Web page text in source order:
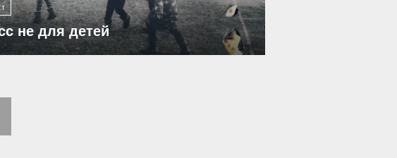
не для детей